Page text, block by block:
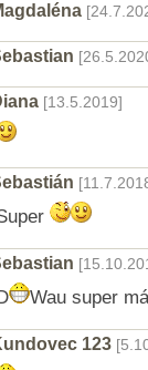
[13.5.2019]
Wau super
123